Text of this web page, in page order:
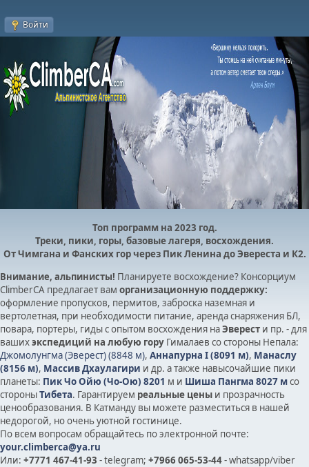
Войти
Топ программ на 2023 год.
Треки, пики, горы, базовые лагеря, восхождения.
От Чимгана и Фанских гор через Пик Ленина до Эвереста и К2.
Внимание, альпинисты! Планируете восхождение? Консорциум
ClimberCA предлагает вам организационную поддержку:
оформление пропусков, пермитов, заброска наземная и
вертолетная, при необходимости питание, аренда снаряжения БЛ,
повара, портеры, гиды с опытом восхождения наЭверест и пр. - для
вашихэкспедиций на любую гору Гималаев со стороны Непала:
Джомолунгма (Эверест) (8848 м), Аннапурна I (8091 м), Манаслу
(8156 м), Массив Дхаулагири и др. а также навысочайшие пики
планеты: Пик Чо Ойю (Чо-Ою) 8201 м и Шиша Пангма 8027 мсо
стороныТибета. Гарантируем реальные цены и прозрачность
ценообразования. В Катманду вы можете разместиться в нашей
недорогой, но очень уютной гостинице.
По всем вопросам обращайтесь по электронной почте:
your.climberca@ya.ru
Или: +7771 467-41-93 - telegram; +7966 065-53-44- whatsapp/viber